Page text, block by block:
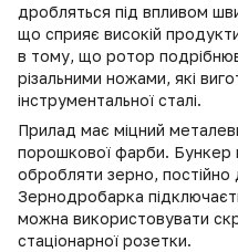
дробляться під впливом
що сприяє високій
в тому, що ротор
різальними ножами, які
інструментальної сталі.
Прилад має міцний
порошкової фарби. Бункер
обробляти зерно, постійно
Зернодробарка
можна використовувати
стаціонарної розетки.